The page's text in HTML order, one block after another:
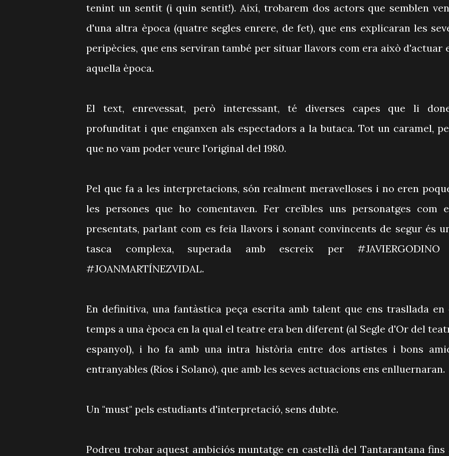
tenint un sentit (i quin sentit!). Així, trobarem dos actors que semblen
d'una altra època (quatre segles enrere, de fet), que ens explicaran les
peripècies, que ens serviran també per situar llavors com era això d'actuar
aquella època.
El text, enrevessat, però interessant, té diverses capes que li
profunditat i que enganxen als espectadors a la butaca. Tot un caramel,
que no vam poder veure l'original del 1980.
Pel que fa a les interpretacions, són realment meravelloses i no eren
les persones que ho comentaven. Fer creïbles uns personatges com
presentats, parlant com es feia llavors i sonant convincents de segur és
tasca complexa, superada amb escreix per
#JOANMARTÍNEZVIDAL.
En definitiva, una fantàstica peça escrita amb talent que ens trasllada en
temps a una època en la qual el teatre era ben diferent (al Segle d'Or del
espanyol), i ho fa amb una intra història entre dos artistes i bons
entranyables (Ríos i Solano), que amb les seves actuacions ens enlluernaran.
Un "must" pels estudiants d'interpretació, sens dubte.
Podreu trobar aquest ambiciós muntatge en castellà del Tantarantana fins